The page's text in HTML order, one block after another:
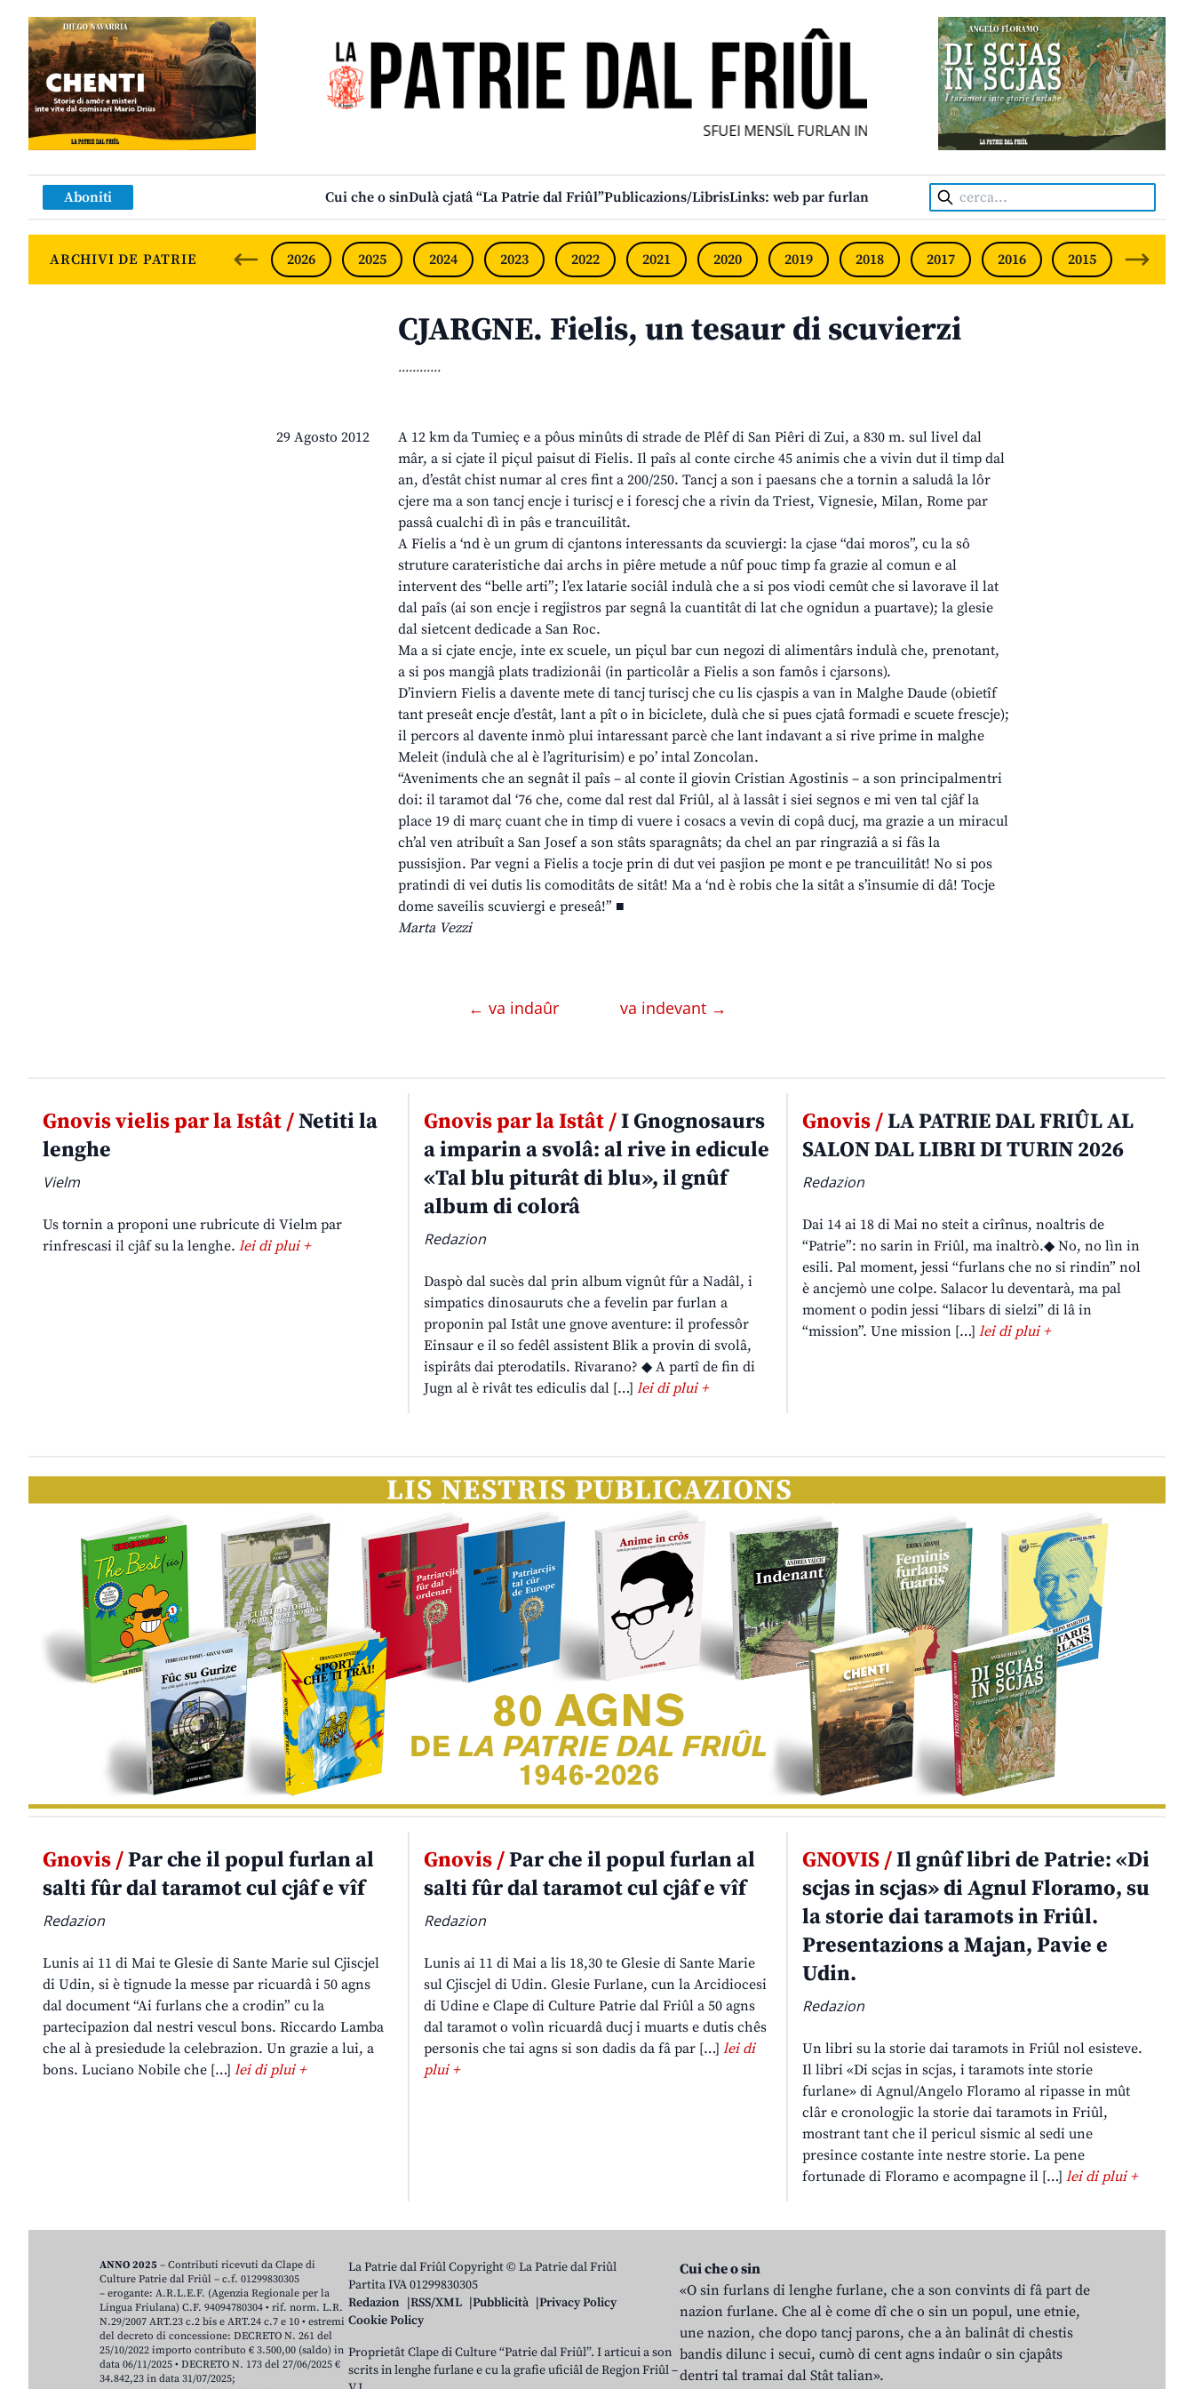
SFUEI MENSÎL FURLAN INDIPENDENT • INDEPENDENT FRIULIAN MONTHLY
Aboniti Cui che o sinDulà cjatâ “La Patrie dal Friûl”Publicazions/LibrisLinks: web par furlan Cerca:
ARCHIVI DE PATRIE 2026 2025 2024 2023 2022 2021 2020 2019 2018 2017 2016 2015 2014
CJARGNE. Fielis, un tesaur di scuvierzi
............
29 Agosto 2012
A 12 km da Tumieç e a pôus minûts di strade de Plêf di San Piêri di Zui, a 830 m. sul livel dal
mâr, a si cjate il piçul paisut di Fielis. Il paîs al conte cirche 45 animis che a vivin dut il timp dal
an, d’estât chist numar al cres fint a 200/250. Tancj a son i paesans che a tornin a saludâ la lôr
cjere ma a son tancj encje i turiscj e i forescj che a rivin da Triest, Vignesie, Milan, Rome par
passâ cualchi dì in pâs e trancuilitât.
A Fielis a ‘nd è un grum di cjantons interessants da scuviergi: la cjase “dai moros”, cu la sô
struture carateristiche dai archs in piêre metude a nûf pouc timp fa grazie al comun e al
intervent des “belle arti”; l’ex latarie sociâl indulà che a si pos viodi cemût che si lavorave il lat
dal paîs (ai son encje i regjistros par segnâ la cuantitât di lat che ognidun a puartave); la glesie
dal sietcent dedicade a San Roc.
Ma a si cjate encje, inte ex scuele, un piçul bar cun negozi di alimentârs indulà che, prenotant,
a si pos mangjâ plats tradizionâi (in particolâr a Fielis a son famôs i cjarsons).
D’inviern Fielis a davente mete di tancj turiscj che cu lis cjaspis a van in Malghe Daude (obietîf
tant preseât encje d’estât, lant a pît o in biciclete, dulà che si pues cjatâ formadi e scuete frescje);
il percors al davente inmò plui intaressant parcè che lant indavant a si rive prime in malghe
Meleit (indulà che al è l’agriturisim) e po’ intal Zoncolan.
“Aveniments che an segnât il paîs – al conte il giovin Cristian Agostinis – a son principalmentri
doi: il taramot dal ‘76 che, come dal rest dal Friûl, al à lassât i siei segnos e mi ven tal cjâf la
place 19 di març cuant che in timp di vuere i cosacs a vevin di copâ ducj, ma grazie a un miracul
ch’al ven atribuît a San Josef a son stâts sparagnâts; da chel an par ringraziâ a si fâs la
pussisjion. Par vegni a Fielis a tocje prin di dut vei pasjion pe mont e pe trancuilitât! No si pos
pratindi di vei dutis lis comoditâts de sitât! Ma a ‘nd è robis che la sitât a s’insumie di dâ! Tocje
dome saveilis scuviergi e preseâ!” ■
Marta Vezzi
← va indaûr va indevant →
Gnovis vielis par la Istât /Netiti la
lenghe
Vielm
Us tornin a proponi une rubricute di Vielm par
rinfrescasi il cjâf su la lenghe. lei di plui +
Gnovis par la Istât /I Gnognosaurs
a imparin a svolâ: al rive in edicule
«Tal blu piturât di blu», il gnûf
album di colorâ
Redazion
Daspò dal sucès dal prin album vignût fûr a Nadâl, i
simpatics dinosauruts che a fevelin par furlan a
proponin pal Istât une gnove aventure: il professôr
Einsaur e il so fedêl assistent Blik a provin di svolâ,
ispirâts dai pterodatils. Rivarano? ◆ A partî de fin di
Jugn al è rivât tes ediculis dal […] lei di plui +
Gnovis /LA PATRIE DAL FRIÛL AL
SALON DAL LIBRI DI TURIN 2026
Redazion
Dai 14 ai 18 di Mai no steit a cirînus, noaltris de
“Patrie”: no sarin in Friûl, ma inaltrò.◆ No, no lìn in
esili. Pal moment, jessi “furlans che no si rindin” nol
è ancjemò une colpe. Salacor lu deventarà, ma pal
moment o podin jessi “libars di sielzi” di lâ in
“mission”. Une mission […]lei di plui +
Gnovis /Par che il popul furlan al
salti fûr dal taramot cul cjâf e vîf
Redazion
Lunis ai 11 di Mai te Glesie di Sante Marie sul Cjiscjel
di Udin, si è tignude la messe par ricuardâ i 50 agns
dal document “Ai furlans che a crodin” cu la
partecipazion dal nestri vescul bons. Riccardo Lamba
che al à presiedude la celebrazion. Un grazie a lui, a
bons. Luciano Nobile che […] lei di plui +
Gnovis /Par che il popul furlan al
salti fûr dal taramot cul cjâf e vîf
Redazion
Lunis ai 11 di Mai a lis 18,30 te Glesie di Sante Marie
sul Cjiscjel di Udin. Glesie Furlane, cun la Arcidiocesi
di Udine e Clape di Culture Patrie dal Friûl a 50 agns
dal taramot o volìn ricuardâ ducj i muarts e dutis chês
personis che tai agns si son dadis da fâ par […] lei di
plui +
GNOVIS /Il gnûf libri de Patrie: «Di
scjas in scjas» di Agnul Floramo, su
la storie dai taramots in Friûl.
Presentazions a Majan, Pavie e
Udin.
Redazion
Un libri su la storie dai taramots in Friûl nol esisteve.
Il libri «Di scjas in scjas, i taramots inte storie
furlane» di Agnul/Angelo Floramo al ripasse in mût
clâr e cronologjic la storie dai taramots in Friûl,
mostrant tant che il pericul sismic al sedi une
presince costante inte nestre storie. La pene
fortunade di Floramo e acompagne il […]lei di plui +
La Patrie dal Friûl Copyright © La Patrie dal Friûl
Partita IVA 01299830305
Redazion
RSS/XML Pubblicità
Privacy Policy
Cookie Policy
Proprietât Clape di Culture “Patrie dal Friûl”. I articui a son
scrits in lenghe furlane e cu la grafie uficiâl de Regjon Friûl –
Cui che o sin
«O sin furlans di lenghe furlane, che a son convints di fâ part de
nazion furlane. Che al è come dî che o sin un popul, une etnie,
une nazion, che dopo tancj parons, che a àn balinât di chestis
bandis dilunc i secui, cumò di cent agns indaûr o sin cjapâts
dentri tal tramai dal Stât talian».
ANNO 2025 – Contributi ricevuti da Clape di
Culture Patrie dal Friûl – c.f. 01299830305
– erogante: A.R.L.E.F. (Agenzia Regionale per la
Lingua Friulana) C.F. 94094780304 • rif. norm. L.R.
N.29/2007 ART.23 c.2 bis e ART.24 c.7 e 10 • estremi
del decreto di concessione: DECRETO N. 261 del
25/10/2022 importo contributo € 3.500,00 (saldo) in
data 06/11/2025 • DECRETO N. 173 del 27/06/2025 €
34.842,23 in data 31/07/2025;